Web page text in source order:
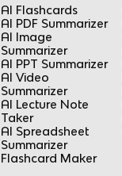
AI Flashcards
AI PDF Summarizer
AI Image
Summarizer
AI PPT Summarizer
AI Video
Summarizer
AI Lecture Note
Taker
AI Spreadsheet
Summarizer
Flashcard Maker